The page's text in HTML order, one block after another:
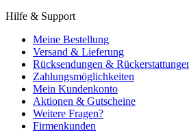
Hilfe & Support
Meine Bestellung
Versand & Lieferung
Rücksendungen &
Zahlungsmöglichkeiten
Mein Kundenkonto
Aktionen & Gutscheine
Weitere Fragen?
Firmenkunden